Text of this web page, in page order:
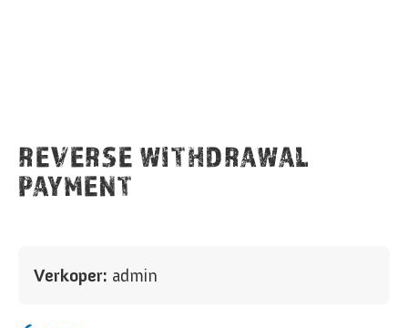
REVERSE WITHDRAWAL
PAYMENT
Verkoper: admin